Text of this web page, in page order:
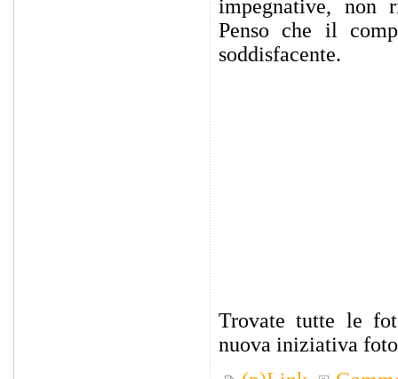
impegnative, non
Penso che il
soddisfacente.
Trovate tutte le
nuova iniziativa